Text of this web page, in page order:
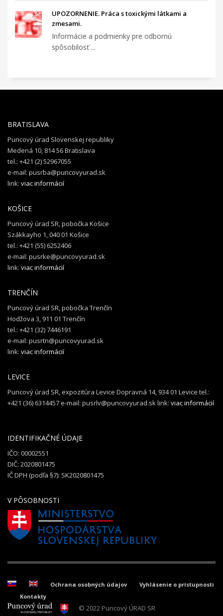
UPOZORNENIE. Práca s toxickými látkami a
zmesami.
Informácie a podmienky pre odbornú
spôsobilosť ...
BRATISLAVA
Puncový úrad Slovenskej republiky
Medená 10, 814 56 Bratislava
tel.: +421 (2) 52967055
e-mail: pusrba@puncovyurad.sk
link: viac informácií
KOŠICE
Puncový úrad SR, pobočka Košice
Szákkayho 1, 040 01 Košice
tel.: +421 (55) 6252406
e-mail: pusrke@puncovyurad.sk
link: viac informácií
TRENČÍN
Puncový úrad SR, pobočka Trenčín
Hodžova 3, 911 01 Trenčín
tel.: +421 (32) 7446191
e-mail: pusrtn@puncovyurad.sk
link: viac informácií
LEVICE
Puncový úrad SR, expozitúra Levice Dopravná 14, 934 01 Levice tel.:
+421 (36) 6314457 e-mail: pusrlv@puncovyurad.sk link: viac informácií
IDENTIFIKAČNÉ ÚDAJE
IČO: 00002551
DIČ: 2020801475
IČ DPH (podľa §7): SK2020801475
V PÔSOBNOSTI
Ochrana osobných údajov
Vyhlásenie o prístupnosti
Kontakty
© 2022 Puncový ÚRAD SR